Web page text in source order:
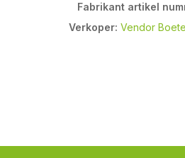
Fabrikant artikel
Verkoper: Vendor